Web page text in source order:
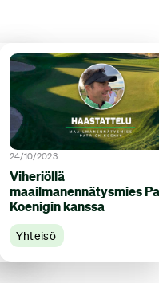
24/10/2023
Viheriöllä
maailmanennätysmies
Koenigin kanssa
Yhteisö